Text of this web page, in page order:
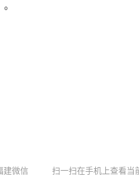
建微信 扫一扫在手机上查看当